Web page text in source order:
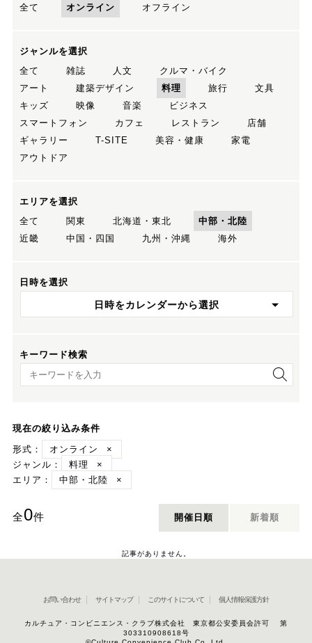
全て
オンライン オフライン
ジャンルを選択
全て
雑誌 人文
クルマ・バイク
アート
建築デザイン 料理 旅行
文具
キッズ
映像 音楽
ビジネス
スマートフォン
カフェ レストラン
店舗
ギャラリー
T-SITE 美容・健康
家電
アウトドア
エリアを選択
全て
関東 北海道・東北
中部・北陸
近畿
中国・四国 九州・沖縄 海外
日時を選択
日時をカレンダーから選択
キーワード検索
キーワード検索
現在の絞り込み条件
形式：
オンライン
×
ジャンル：
料理
×
エリア：
中部・北陸 ×
全0件 開催日順 新着順
記事がありません。
お問い合わせ サイトマップ このサイトについて 個人情報保護方針
カルチュア・コンビニエンス・クラブ株式会社 東京都公安委員会許可 第
303310908618号